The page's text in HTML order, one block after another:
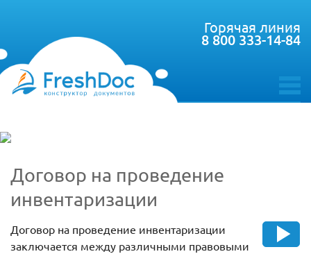
toggle
Горячая линия
8 800 333-14-84
Договор на проведение
инвентаризации
Договор на проведение инвентаризации
заключается между различными правовыми